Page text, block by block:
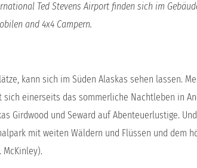
Ted Stevens Airport finden sich im
and 4x4 Campern.
kann sich im Süden Alaskas sehen lassen.
einerseits das sommerliche Nachtleben in
Girdwood und Seward auf Abenteuerlustige.
mit weiten Wäldern und Flüssen und dem
McKinley).